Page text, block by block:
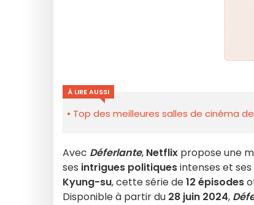
À LIRE AUSSI
Top des meilleures salles de cinéma
Avec Déferlante, Netflix propose une
ses intrigues politiquesintenses et ses
Kyung-su, cette série de12 épisodes
Disponible à partir du 28 juin 2024,